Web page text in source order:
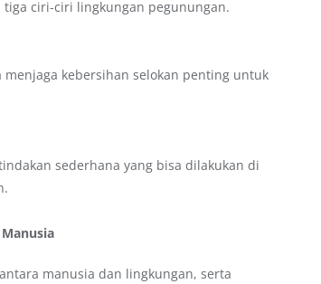
ciri-ciri lingkungan pegunungan.
kebersihan selokan penting untuk
sederhana yang bisa dilakukan di
manusia dan lingkungan, serta